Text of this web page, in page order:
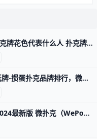
扑克牌花色大小顺序 扑克牌花色代表什么人 扑克牌分为四种花色：黑桃、方块、梅花和红桃，但各国人民都以本国民族文化对四种花色给予不同的文化阐述，比如说，中国人将四种花色理解为春、夏、秋
2024年扑克十大品牌 纸牌-掼蛋扑克品牌排行，微扑克牌哪个牌子好 2024年扑克十大品牌 十大扑克品牌排行榜，纸牌-掼蛋扑克品牌排行，扑克牌哪个牌子好 扑克什么牌子好？经专业评测的2024年扑克十大品牌名单发布
微扑克下载与安装方法2024最新版 微扑克（WePoker）是一款流行的德州扑克应用程序，可以在多个平台上下载和安装。以下是下载和安装微扑克的主要方法： 安卓设备安装 安卓用户可以